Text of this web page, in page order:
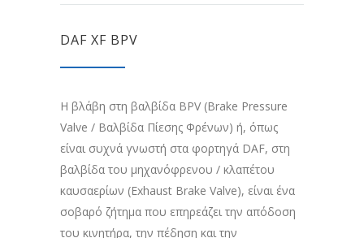
DAF XF BPV
Η βλάβη στη βαλβίδα BPV (Brake Pressure
Valve / Βαλβίδα Πίεσης Φρένων) ή, όπως
είναι συχνά γνωστή στα φορτηγά DAF, στη
βαλβίδα του μηχανόφρενου / κλαπέτου
καυσαερίων (Exhaust Brake Valve), είναι ένα
σοβαρό ζήτημα που επηρεάζει την απόδοση
του κινητήρα, την πέδηση και την